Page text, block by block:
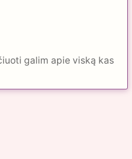
galim apie viską kas